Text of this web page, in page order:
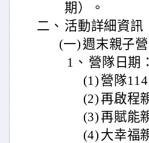
期）。
二、 活動詳細資訊
(一) 週末親子
1、 營隊日期：
(1) 營隊
(2)再啟程
(3)再賦能
(4) 大幸福